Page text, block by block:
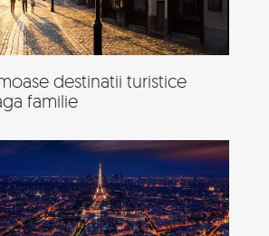
destinatii turistice
familie